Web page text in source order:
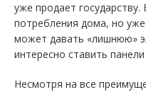
уже продает
потребления дома, но
может давать «лишнюю»
интересно ставить
Несмотря на все